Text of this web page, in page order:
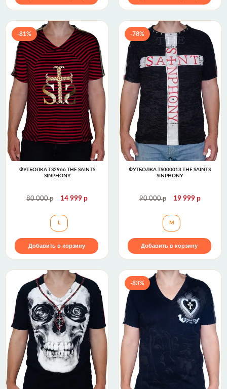
-81%
ФУТБОЛКА TS2966 THE SAINTS
SINPHONY
80 000р 14 999р
Футболка TS2966 The Saints Sinphony
L
Добавить в корзину
-78%
ФУТБОЛКА TS000013 THE SAINTS
SINPHONY
90 000р 19 999 р
Футболка
M
Добавить в корзину
-83%